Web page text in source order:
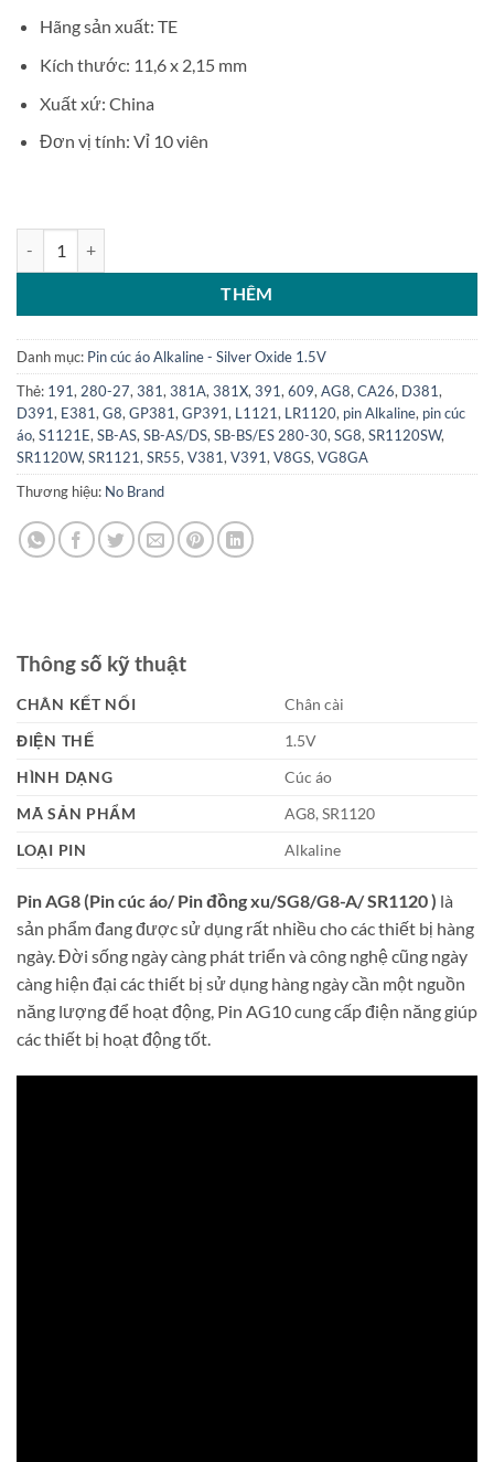
Hãng sản xuất: TE
Kích thước: 11,6 x 2,15 mm
Xuất xứ: China
Đơn vị tính: Vỉ 10 viên
THÊM
Danh mục: Pin cúc áo Alkaline - Silver Oxide 1.5V
Thẻ: 191, 280-27, 381, 381A, 381X, 391, 609, AG8, CA26, D381,
D391, E381, G8, GP381, GP391, L1121, LR1120, pin Alkaline, pin cúc
áo, S1121E, SB-AS, SB-AS/DS, SB-BS/ES 280-30, SG8, SR1120SW,
SR1120W, SR1121, SR55, V381, V391, V8GS, VG8GA
Thương hiệu: No Brand
Thông số kỹ thuật
CHÂN KẾT NỐI
Chân cài
ĐIỆN THẾ
1.5V
HÌNH DẠNG
Cúc áo
MÃ SẢN PHẨM
AG8, SR1120
LOẠI PIN
Alkaline
Pin AG8 (Pin cúc áo/ Pin đồng xu/SG8/G8-A/ SR1120 ) là
sản phẩm đang được sử dụng rất nhiều cho các thiết bị hàng
ngày. Đời sống ngày càng phát triển và công nghệ cũng ngày
càng hiện đại các thiết bị sử dụng hàng ngày cần một nguồn
năng lượng để hoạt động, Pin AG10 cung cấp điện năng giúp
các thiết bị hoạt động tốt.